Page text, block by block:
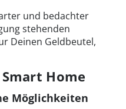
und bedachter
stehenden
Deinen Geldbeutel,
Home
Möglichkeiten